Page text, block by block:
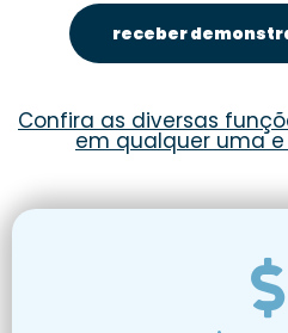
receber
Confira as diversas
em qualquer uma